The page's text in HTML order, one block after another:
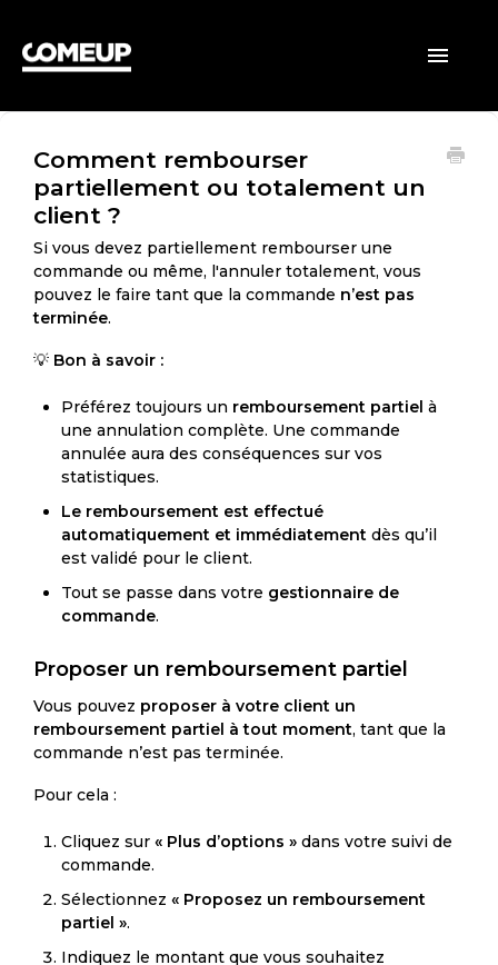
Toggle
VENDEURS
Comment rembourser
partiellement ou totalement un
client ?
Si vous devez partiellement rembourser une
commande ou même, l'annuler totalement, vous
pouvez le faire tant que la commande n’est pas
terminée.
💡 Bon à savoir :
Préférez toujours un remboursement partiel à
une annulation complète. Une commande
annulée aura des conséquences sur vos
statistiques.
Le remboursement est effectué
automatiquement et immédiatement dès qu’il
est validé pour le client.
Tout se passe dans votre gestionnaire de
commande.
Proposer un remboursement partiel
Vous pouvez proposer à votre client un
remboursement partiel à tout moment, tant que la
commande n’est pas terminée.
Pour cela :
Cliquez sur « Plus d’options » dans votre suivi de
commande.
Sélectionnez « Proposez un remboursement
partiel ».
Indiquez le montant que vous souhaitez